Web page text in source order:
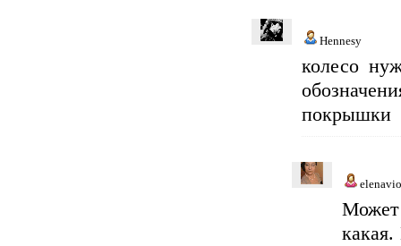
Hennesy
колесо
покрышки